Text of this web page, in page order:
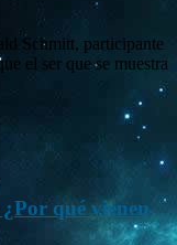
Schmitt, participante
el ser que se muestra
qué vienen